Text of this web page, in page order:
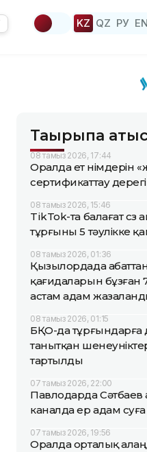
KZ QZ РУ EN
Тақырыпқа
08 тамыз 2026, 17:44
Оралда ет өнімдерін
сертификаттау
08 тамыз 2026, 15:46
TikTok-та балағат сөз
тұрғыны 5 тәулікке
08 тамыз 2026, 01:36
Қызылордада
қағидаларын
астам адам
08 тамыз 2026, 01:15
БҚО-да тұрғындарға
танытқан
тартылды
07 тамыз 2026, 22:00
Павлодарда Сәтбаев
каналда ер адам суға
07 тамыз 2026, 19:56
Оралда орталық